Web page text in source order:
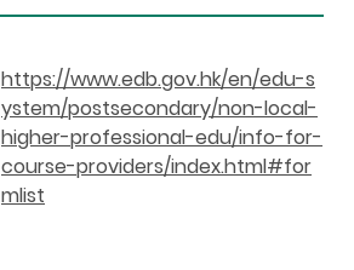
https://www.edb.gov.hk/en/edu-s
ystem/postsecondary/non-local-
higher-professional-edu/info-for-
course-providers/index.html#for
mlist